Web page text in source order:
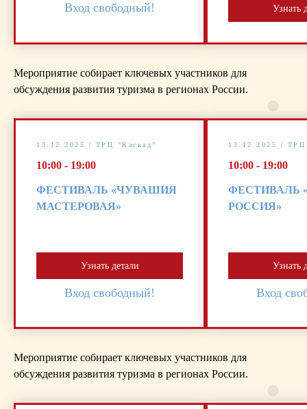
Вход свободный! Узнать
Мероприятие собирает ключевых участников для
обсуждения развития туризма в регионах России.
13.12.2025 | ТРЦ "Каскад"
10:00 - 19:00
ФЕСТИВАЛЬ «ЧУВАШИЯ
МАСТЕРОВАЯ»
Узнать детали
Вход свободный!
13.12.2025 | ТРЦ
10:00 - 19:00
ФЕСТИВАЛЬ
РОССИЯ»
Узнать
Вход
Мероприятие собирает ключевых участников для
обсуждения развития туризма в регионах России.